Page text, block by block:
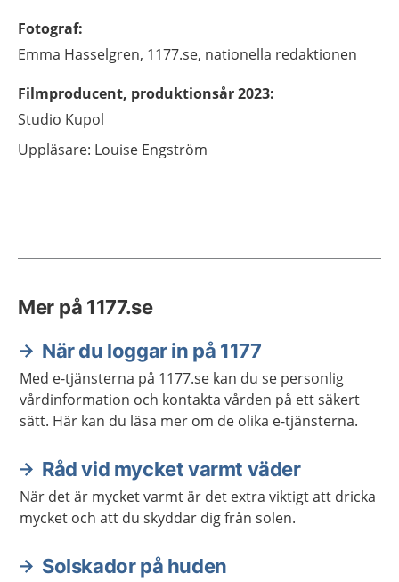
Fotograf:
Emma Hasselgren, 1177.se, nationella redaktionen
Filmproducent, produktionsår 2023:
Studio Kupol
Uppläsare: Louise Engström
Mer på 1177.se
När du loggar in på 1177
Med e-tjänsterna på 1177.se kan du se personlig
vårdinformation och kontakta vården på ett säkert
sätt. Här kan du läsa mer om de olika e-tjänsterna.
Råd vid mycket varmt väder
När det är mycket varmt är det extra viktigt att dricka
mycket och att du skyddar dig från solen.
Solskador på huden